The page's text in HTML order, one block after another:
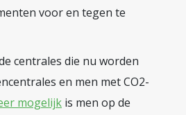
voor en tegen te
centrales die nu worden
en men met CO2-
mogelijk is men op de